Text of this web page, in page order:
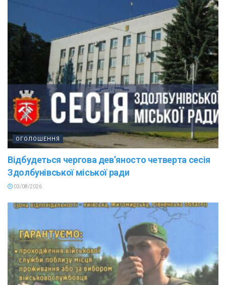
ОГОЛОШЕННЯ
Відбудеться чергова дев’яносто четверта сесія
Здолбунівської міської ради
03/08/2026